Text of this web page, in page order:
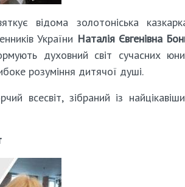
відома золотоніська
України Наталія Євгенівна
духовний світ сучасних
розуміння дитячої душі.
всесвіт, зібраний із